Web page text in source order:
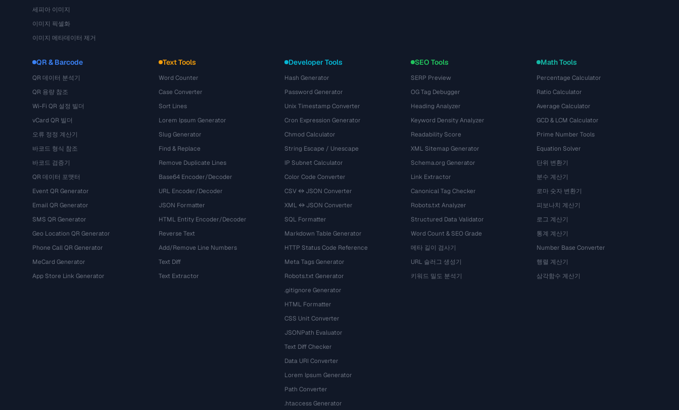
세피아 이미지
이미지 픽셀화
이미지 메타데이터 제거
QR & Barcode
QR 데이터 분석기
QR 용량 참조
Wi-Fi QR 설정 빌더
vCard QR 빌더
오류 정정 계산기
바코드 형식 참조
바코드 검증기
QR 데이터 포맷터
Event QR Generator
Email QR Generator
SMS QR Generator
Geo Location QR Generator
Phone Call QR Generator
MeCard Generator
App Store Link Generator
Text Tools
Word Counter
Case Converter
Sort Lines
Lorem Ipsum Generator
Slug Generator
Find & Replace
Remove Duplicate Lines
Base64 Encoder/Decoder
URL Encoder/Decoder
JSON Formatter
HTML Entity Encoder/Decoder
Reverse Text
Add/Remove Line Numbers
Text Diff
Text Extractor
Developer Tools
Hash Generator
Password Generator
Unix Timestamp Converter
Cron Expression Generator
Chmod Calculator
String Escape / Unescape
IP Subnet Calculator
Color Code Converter
CSV ↔ JSON Converter
XML ↔ JSON Converter
SQL Formatter
Markdown Table Generator
HTTP Status Code Reference
Meta Tags Generator
Robots.txt Generator
.gitignore Generator
HTML Formatter
CSS Unit Converter
JSONPath Evaluator
Text Diff Checker
Data URI Converter
Lorem Ipsum Generator
Path Converter
.htaccess Generator
SEO Tools
SERP Preview
OG Tag Debugger
Heading Analyzer
Keyword Density Analyzer
Readability Score
XML Sitemap Generator
Schema.org Generator
Link Extractor
Canonical Tag Checker
Robots.txt Analyzer
Structured Data Validator
Word Count & SEO Grade
메타 길이 검사기
URL 슬러그 생성기
키워드 밀도 분석기
Math Tools
Percentage Calculator
Ratio Calculator
Average Calculator
GCD & LCM Calculator
Prime Number Tools
Equation Solver
단위 변환기
분수 계산기
로마 숫자 변환기
피보나치 계산기
로그 계산기
통계 계산기
Number Base Converter
행렬 계산기
삼각함수 계산기